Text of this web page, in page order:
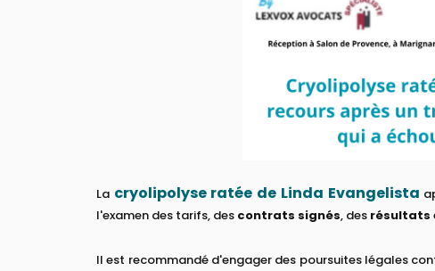
La cryolipolyse ratée de Linda Evangelista
l'examen des tarifs, des contrats signés, des résultats
Il est recommandé d'engager des poursuites légales